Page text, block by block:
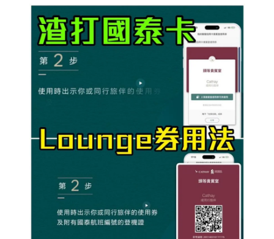
🍽️ LUBUDS 3個月會籍及價值HK$1,000現金券；
💰 不同里數獎賞，保證最少帶走2,000里！
「盲盒」推廣期：2026年7月31日至9月20日 抽獎詳情：
www.sc.com/hk/cxluckydrawr3
om/hk/content/docs/hk-cc-cx-luckydraw-r3-tnc.pdf
MrMiles.hk/cathay-card-appl
(全新信用卡客戶*經里先生指定連結申請+輸入推廣碼「H
免簽賬送多HK$200獎賞+里先生派出38
新會員里賞金@+11,000里數
舊客免簽賬加碼送7,000里❗️
iPhone/Mac的話會有Adblock
，請你改返啲Settin
MrMiles.hk/adblock/)
申請完填Form賺多HK$200獎賞+新會員38
ercard： MrMiles.hk/cathay-card-apply
✅免簽賬迎新：
開卡加碼送7,000里數！
✅申請完填
MrMiles.hk/cathay-card-form 賺多
0獎賞+新會員38
❗️【由里先生派出】
C. 《超級10周年限定版》盲盒：
🎁不論全新信用卡客戶*定現有信用卡客戶**推廣期內成功
申請渣打國泰Mastercard後，即可自動參加盲盒抽獎，並
於10月11日或之前獲批卡更保證100%有獎！盲盒獎賞超
豐富，有過萬份獎品、 合共3,000萬里數等你抽：
✈️ 1,000,000里數大獎 (夠換4張歐洲商務艙 及 4張日本
🍎 超過HK$200萬Apple Gift Card (面值 HK$10,000/ H
簽HK$40,000：賺高達40,000里數(HK$1=1里)
簽HK$110,000：
賺高達120,000里數(HK$0.91=
1里)
基本里數同埋近新里數存入時間有啲唔同，詳情睇返
額外里數將會於信用卡獲發出後5個月內加入指定的國
國泰新會員登記：MrMiles.hk/new-am （做咗會員先申
B. 渣打信用卡
渣打信用卡現有客戶**一定要經里先生指定連結+輸入
申請渣打國泰Mast